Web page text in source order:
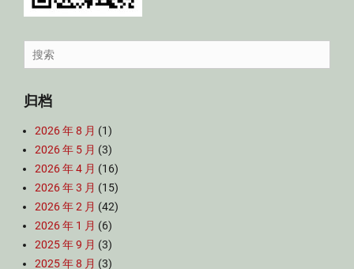
Search
for:
归档
2026 年 8 月 (1)
2026 年 5 月 (3)
2026 年 4 月 (16)
2026 年 3 月 (15)
2026 年 2 月 (42)
2026 年 1 月 (6)
2025 年 9 月 (3)
2025 年 8 月 (3)